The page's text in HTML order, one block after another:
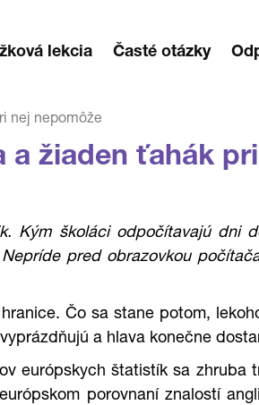
lekcia Časté otázky
nej nepomôže
a žiaden ťahák
Kým školáci odpočítavajú dni
pred obrazovkou
Čo sa stane potom,
a hlava konečne
európskych štatistík sa zhruba
porovnaní znalostí